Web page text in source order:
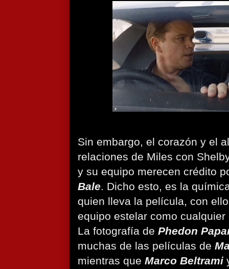
Sin embargo, el corazón y el
relaciones de Miles con
y su equipo merecen crédito
Bale. Dicho esto, es la
quien lleva la película, con
equipo estelar como
La fotografía de Phedon
muchas de las películas de
mientras que Marco Beltrami